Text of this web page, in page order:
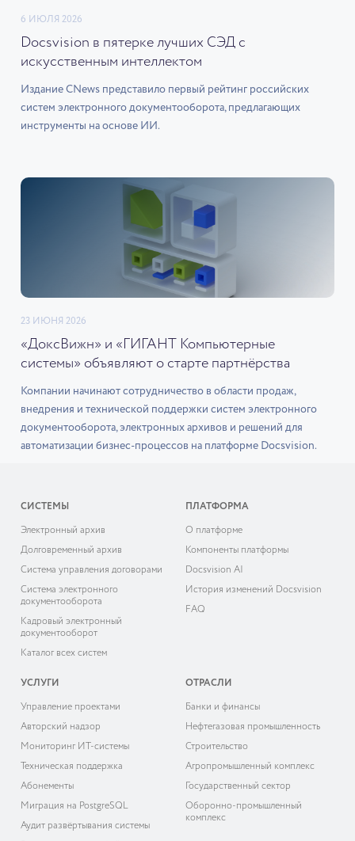
6 ИЮЛЯ 2026
Docsvision в пятерке лучших СЭД с
искусственным интеллектом
Издание CNews представило первый рейтинг российских
систем электронного документооборота, предлагающих
инструменты на основе ИИ.
23 ИЮНЯ 2026
«ДоксВижн» и «ГИГАНТ Компьютерные
системы» объявляют о старте партнёрства
Компании начинают сотрудничество в области продаж,
внедрения и технической поддержки систем электронного
документооборота, электронных архивов и решений для
автоматизации бизнес-процессов на платформе Docsvision.
СИСТЕМЫ
Электронный архив
Долговременный архив
Система управления договорами
Система электронного
документооборота
Кадровый электронный
документооборот
Каталог всех систем
ПЛАТФОРМА
О платформе
Компоненты платформы
Docsvision AI
История изменений Docsvision
FAQ
УСЛУГИ
Управление проектами
Авторский надзор
Мониторинг ИТ-системы
Техническая поддержка
Абонементы
Миграция на PostgreSQL
Аудит развёртывания системы
ОТРАСЛИ
Банки и финансы
Нефтегазовая промышленность
Строительство
Агропромышленный комплекс
Государственный сектор
Оборонно-промышленный
комплекс